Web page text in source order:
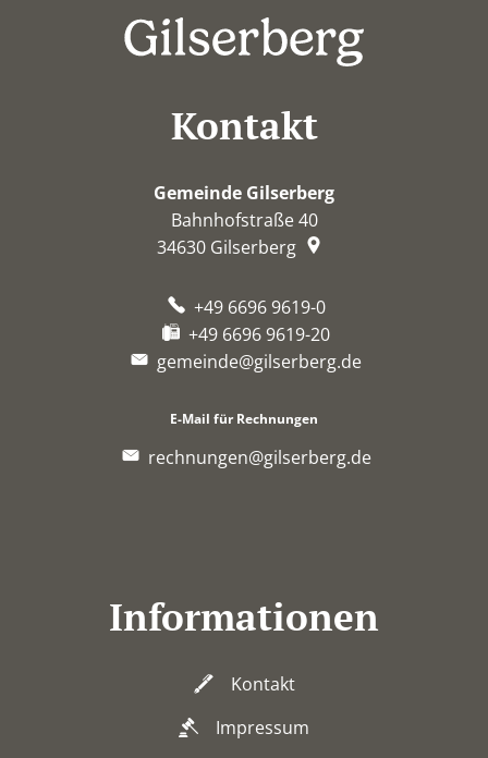
Kontakt
Gemeinde Gilserberg
Bahnhofstraße 40
34630 Gilserberg
+49 6696 9619-0
+49 6696 9619-20
gemeinde@gilserberg.de
E-Mail für Rechnungen
rechnungen@gilserberg.de
Informationen
Kontakt
Impressum